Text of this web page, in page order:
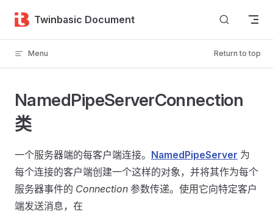
Skip to content
Twinbasic Document
Menu Return to top
NamedPipeServerConnection
类
一个服务器端的每客户端连接。 NamedPipeServer 为
每个连接的客户端创建一个这样的对象，并将其作为每个
服务器事件的 Connection 参数传递。使用它向特定客户
端发送消息，在